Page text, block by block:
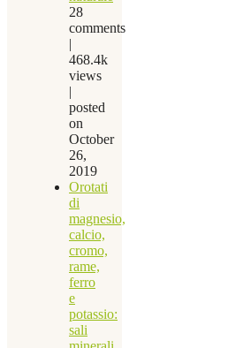
28
comments
|
468.4k
views
|
posted
on
October
26,
2019
Orotati
di
magnesio,
calcio,
cromo,
rame,
ferro
e
potassio:
sali